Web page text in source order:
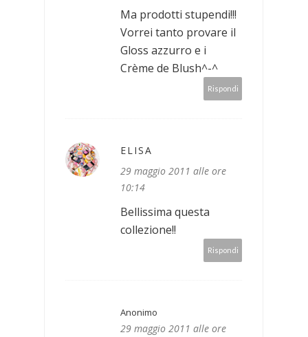
Ma prodotti stupendi!!!
Vorrei tanto provare il
Gloss azzurro e i
Crème de Blush^-^
Rispondi
ELISA
29 maggio 2011 alle ore
10:14
Bellissima questa
collezione!!
Rispondi
Anonimo
29 maggio 2011 alle ore